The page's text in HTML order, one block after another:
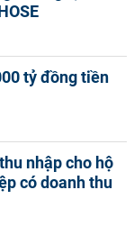
tỷ đồng tiền
nhập cho hộ
có doanh thu